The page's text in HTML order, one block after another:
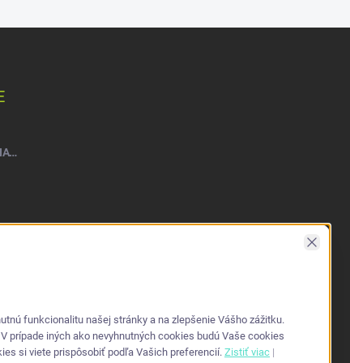
NATEEN FLEXI PLUS VEĽ. M – NOHAVIČKY PLIENKOVÉ (10KS)
Zavrieť
funkcionalitu našej stránky a na zlepšenie Vášho zážitku.
prípade iných ako nevyhnutných cookies budú Vaše cookies
si viete prispôsobiť podľa Vašich preferencií. Zistiť viac |